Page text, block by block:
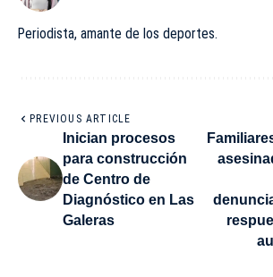
Periodista, amante de los deportes.
PREVIOUS ARTICLE
Inician procesos
para construcción
de Centro de
Diagnóstico en Las
Galeras